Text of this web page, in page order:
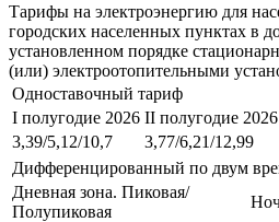
Тарифы на электроэнергию для
городских населенных пунктах в
установленном порядке
(или) электроотопительными
Одноставочный тариф
I полугодие 2026 II полугодие 2026
3,39/5,12/10,7
3,77/6,21/12,99
Дифференцированный по двум
Дневная зона. Пиковая/
Полупиковая